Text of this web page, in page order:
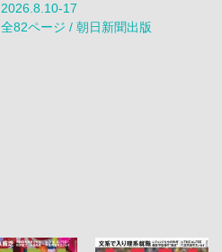
2026.8.10-17
全82ページ / 朝日新聞出版